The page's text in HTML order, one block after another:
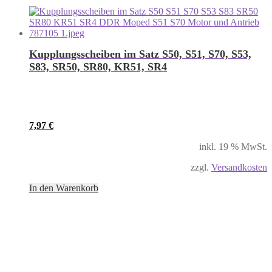
Kupplungsscheiben im Satz S50, S51, S70, S53,
S83, SR50, SR80, KR51, SR4
7,97 €
inkl. 19 % MwSt.
zzgl. Versandkosten
In den Warenkorb